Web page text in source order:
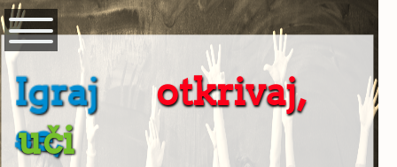
Igraj
se,
otkrivaj,
uči